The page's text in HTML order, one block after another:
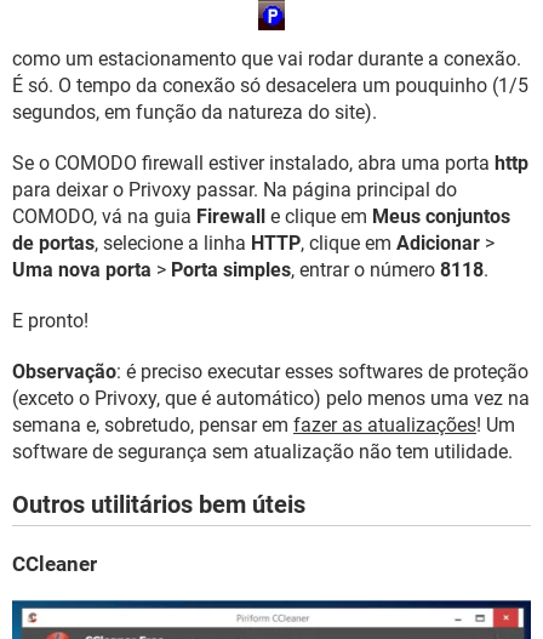
como um estacionamento que vai rodar durante a conexão.
É só. O tempo da conexão só desacelera um pouquinho (1/5
segundos, em função da natureza do site).
Se o COMODO firewall estiver instalado, abra uma porta http
para deixar o Privoxy passar. Na página principal do
COMODO, vá na guia Firewall e clique em Meus conjuntos
de portas, selecione a linha HTTP, clique em Adicionar >
Uma nova porta > Porta simples, entrar o número 8118.
E pronto!
Observação: é preciso executar esses softwares de proteção
(exceto o Privoxy, que é automático) pelo menos uma vez na
semana e, sobretudo, pensar em fazer as atualizações! Um
software de segurança sem atualização não tem utilidade.
Outros utilitários bem úteis
CCleaner